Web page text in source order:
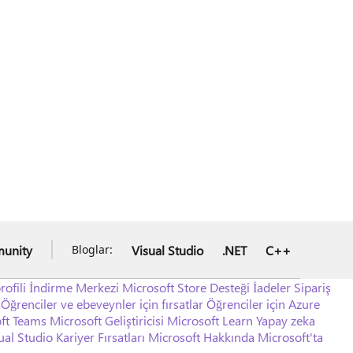
Bloglar: Visual Studio .NET C++
İndirme Merkezi Microsoft Store Desteği İadeler Sipariş
Öğrenciler ve ebeveynler için fırsatlarÖğrenciler için Azure
Teams Microsoft Geliştiricisi Microsoft Learn Yapay zeka
Studio Kariyer Fırsatları Microsoft Hakkında Microsoft'ta